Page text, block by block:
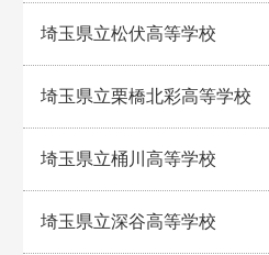
埼玉県立松伏高等学校
埼玉県立栗橋北彩高等学校
埼玉県立桶川高等学校
埼玉県立深谷高等学校